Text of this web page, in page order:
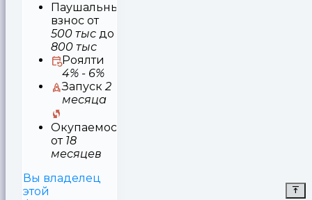
Паушальный
взнос от
500 тыс до
800 тыс
Роялти
4% - 6%
Запуск2
месяца
Окупаемость
от 18
месяцев
Вы владелец
этой